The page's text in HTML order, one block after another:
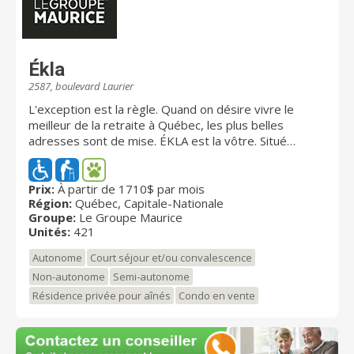
Ékla
2587, boulevard Laurier
L'exception est la règle. Quand on désire vivre le
meilleur de la retraite à Québec, les plus belles
adresses sont de mise. ÉKLA est la vôtre. Situé
exactement en face des centres Laurier Québec et
Place Sainte-Foy, lce complexe résidentiel pour
retraités du Groupe Maurice vous ouvre les portes de
plus de 421 unités d'habitation d'exception,
disponibles à l'achat ou à la location. Commerces,
services, environnement verdoyant, qualité de vie,
tranquilité d'esprit...quand on est au centre de tout, la
retraite rime avec bonheur. Les jours sont heureux.
L'expérience est unique. Comme vous.
Prix: À partir de 1710$ par mois
Région: Québec, Capitale-Nationale
Groupe: Le Groupe Maurice
Unités: 421
Autonome
Court séjour et/ou convalescence
Non-autonome
Semi-autonome
Résidence privée pour aînés
Condo en vente